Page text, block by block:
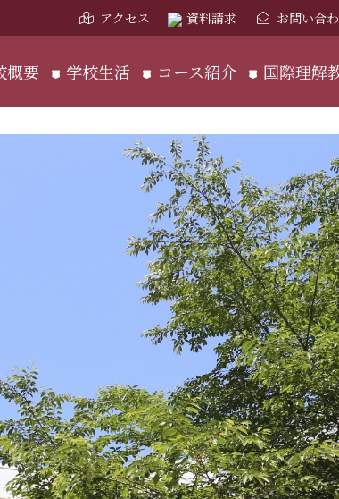
アクセス 資料請求 お問い合
概要 学校生活 コース紹介 国際理解